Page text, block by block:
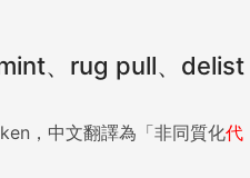
、rug pull、delist
，中文翻譯為「非同質化代